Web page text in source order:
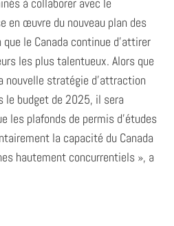
en œuvre du nouveau plan des
le Canada continue d’attirer
les plus talentueux. Alors que
nouvelle stratégie d’attraction
le budget de 2025, il sera
les plafonds de permis d’études
la capacité du Canada
hautement concurrentiels », a